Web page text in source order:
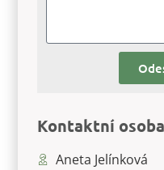
Kontaktní
Aneta Jelínková